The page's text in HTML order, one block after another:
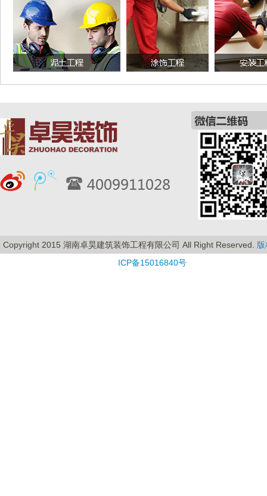
Copyright 2015 湖南卓昊建筑装饰工程有限公司 All Right Reserved.
ICP备15016840号